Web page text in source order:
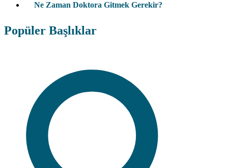
Ne Zaman Doktora Gitmek Gerekir?
Popüler Başlıklar